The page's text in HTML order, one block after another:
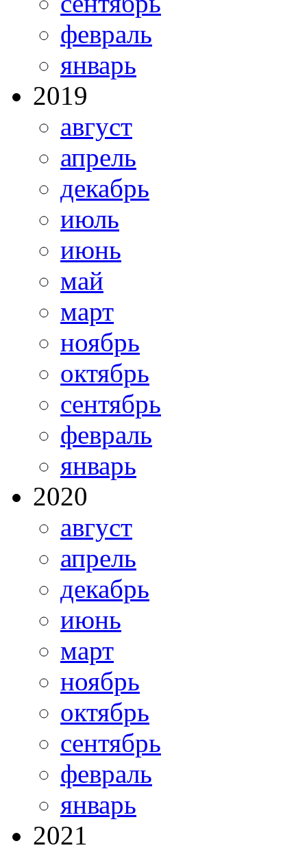
февраль
январь
2019
август
апрель
декабрь
июль
июнь
май
март
ноябрь
октябрь
сентябрь
февраль
январь
2020
август
апрель
декабрь
июнь
март
ноябрь
октябрь
сентябрь
февраль
январь
2021